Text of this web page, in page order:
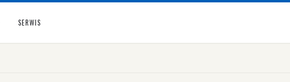
SERWIS